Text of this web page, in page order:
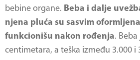
bebine organe. Beba i dalje
njena pluća su sasvim
funkcionišu nakon rođenja.
centimetara, a teška između 3.000 i